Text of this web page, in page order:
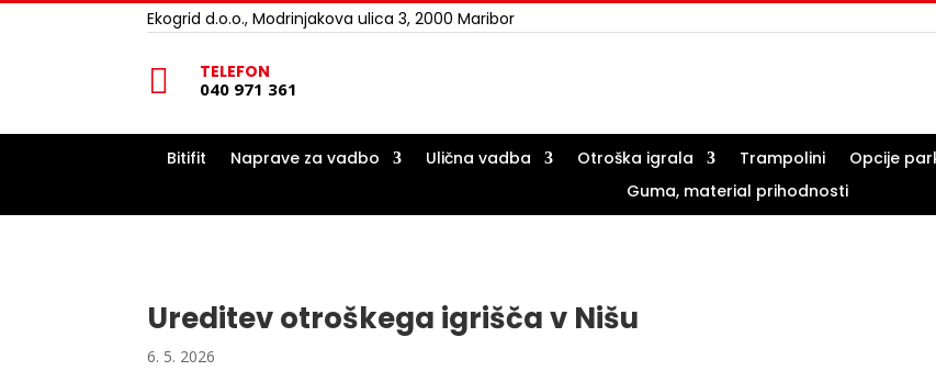
Ekogrid d.o.o., Modrinjakova ulica 3, 2000 Maribor

TELEFON
040 971 361
Bitifit Naprave za vadbo Ulična vadba Otroška igrala Trampolini Opcije
Guma, material prihodnosti
Ureditev otroškega igrišča v Nišu
6. 5. 2026